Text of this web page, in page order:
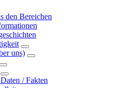
den Bereichen
uns)
/ Fakten